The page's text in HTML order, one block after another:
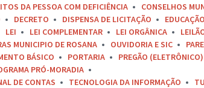
DA PESSOA COM DEFICIÊNCIA
CONSELHOS
DECRETO DISPENSA DE LICITAÇÃO
EDUCAÇÃO
LEI LEI COMPLEMENTAR LEI ORGÂNICA
MUNICIPIO DE ROSANA OUVIDORIA E SIC
BÁSICO PORTARIA
PREGÃO (ELETRÔNICO)
PRÓ-MORADIA
DE CONTAS
TECNOLOGIA DA INFORMAÇÃO